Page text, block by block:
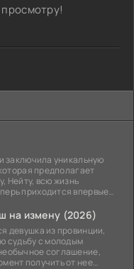
заключила уникальную
предполагает
Нейту, всю жизнь
приходится впервые
на измену (2026)
девушка из провинции,
судьбу с молодым
соглашение,
получить от нее